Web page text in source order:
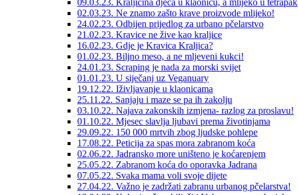
02.03.23. Ne znamo zašto krave proizvode mlijeko!
24.02.23. Odbijen prijedlog za urbano pčelarstvo
21.02.23. Kravice ne žive kao kraljice
16.02.23. Gdje je Kravica Kraljica?
01.02.23. Biljno meso, a ne mljeveni kukci!
24.01.23. Scraping je nada za morski svijet
01.01.23. U siječanj uz Veganuary
19.12.22. Iživljavanje u klaonicama
25.11.22. Sanjaju i maze se pa ih zakolju
03.10.22. Najava zakonskih izmjena- razlog za proslavu!
01.10.22. Mjesec slavlja ljubavi prema životinjama
29.09.22. 150 000 mrtvih zbog ljudske pohlepe
17.08.22. Peticija za spas mora zabranom koća
02.06.22. Jadransko more uništeno je koćarenjem
25.05.22. Zabranom koća do oporavka Jadrana
07.05.22. Svaka mama voli svoje dijete
27.04.22. Važno je zadržati zabranu urbanog pčelarstva!